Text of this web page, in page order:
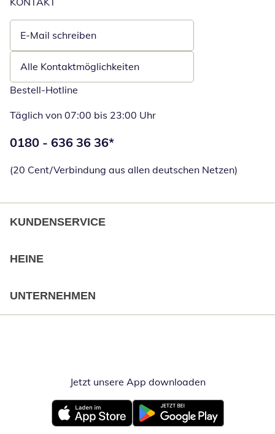
E-Mail schreiben
Öffnet E-Mail-Client
Alle Kontaktmöglichkeiten
Bestell-Hotline
Täglich von 07:00 bis 23:00 Uhr
Telefonnummer:
0180 - 636 36 36*
(20 Cent/Verbindung aus allen deutschen Netzen)
KUNDENSERVICE
HEINE
UNTERNEHMEN
Jetzt unsere App downloadenÖffnet in
Öffnet in neuem FensterÖffnet in neuem Fenster